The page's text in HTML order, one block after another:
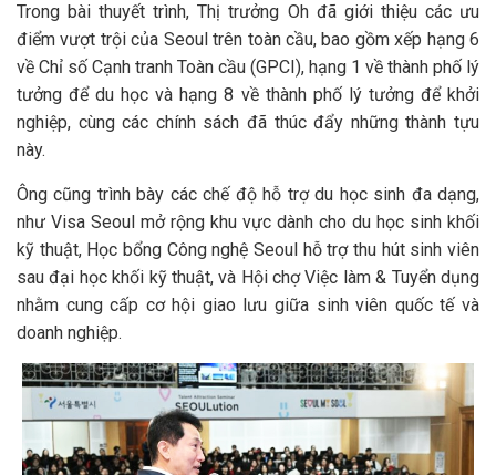
Trong bài thuyết trình, Thị trưởng Oh đã giới thiệu các ưu
điểm vượt trội của Seoul trên toàn cầu, bao gồm xếp hạng 6
về Chỉ số Cạnh tranh Toàn cầu (GPCI), hạng 1 về thành phố lý
tưởng để du học và hạng 8 về thành phố lý tưởng để khởi
nghiệp, cùng các chính sách đã thúc đẩy những thành tựu
này.
Ông cũng trình bày các chế độ hỗ trợ du học sinh đa dạng,
như Visa Seoul mở rộng khu vực dành cho du học sinh khối
kỹ thuật, Học bổng Công nghệ Seoul hỗ trợ thu hút sinh viên
sau đại học khối kỹ thuật, và Hội chợ Việc làm & Tuyển dụng
nhằm cung cấp cơ hội giao lưu giữa sinh viên quốc tế và
doanh nghiệp.